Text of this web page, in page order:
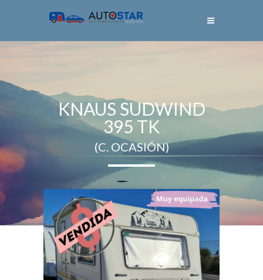
KNAUS SUDWIND
395 TK
(C. OCASIÓN)